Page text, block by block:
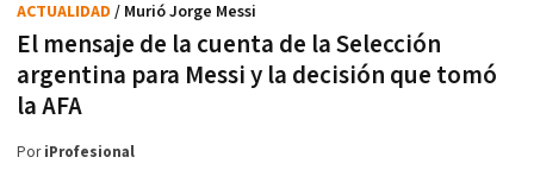
El mensaje de la cuenta de la Selección
argentina para Messi y la decisión que tomó
la AFA
ACTUALIDAD / Murió Jorge Messi
PoriProfesional